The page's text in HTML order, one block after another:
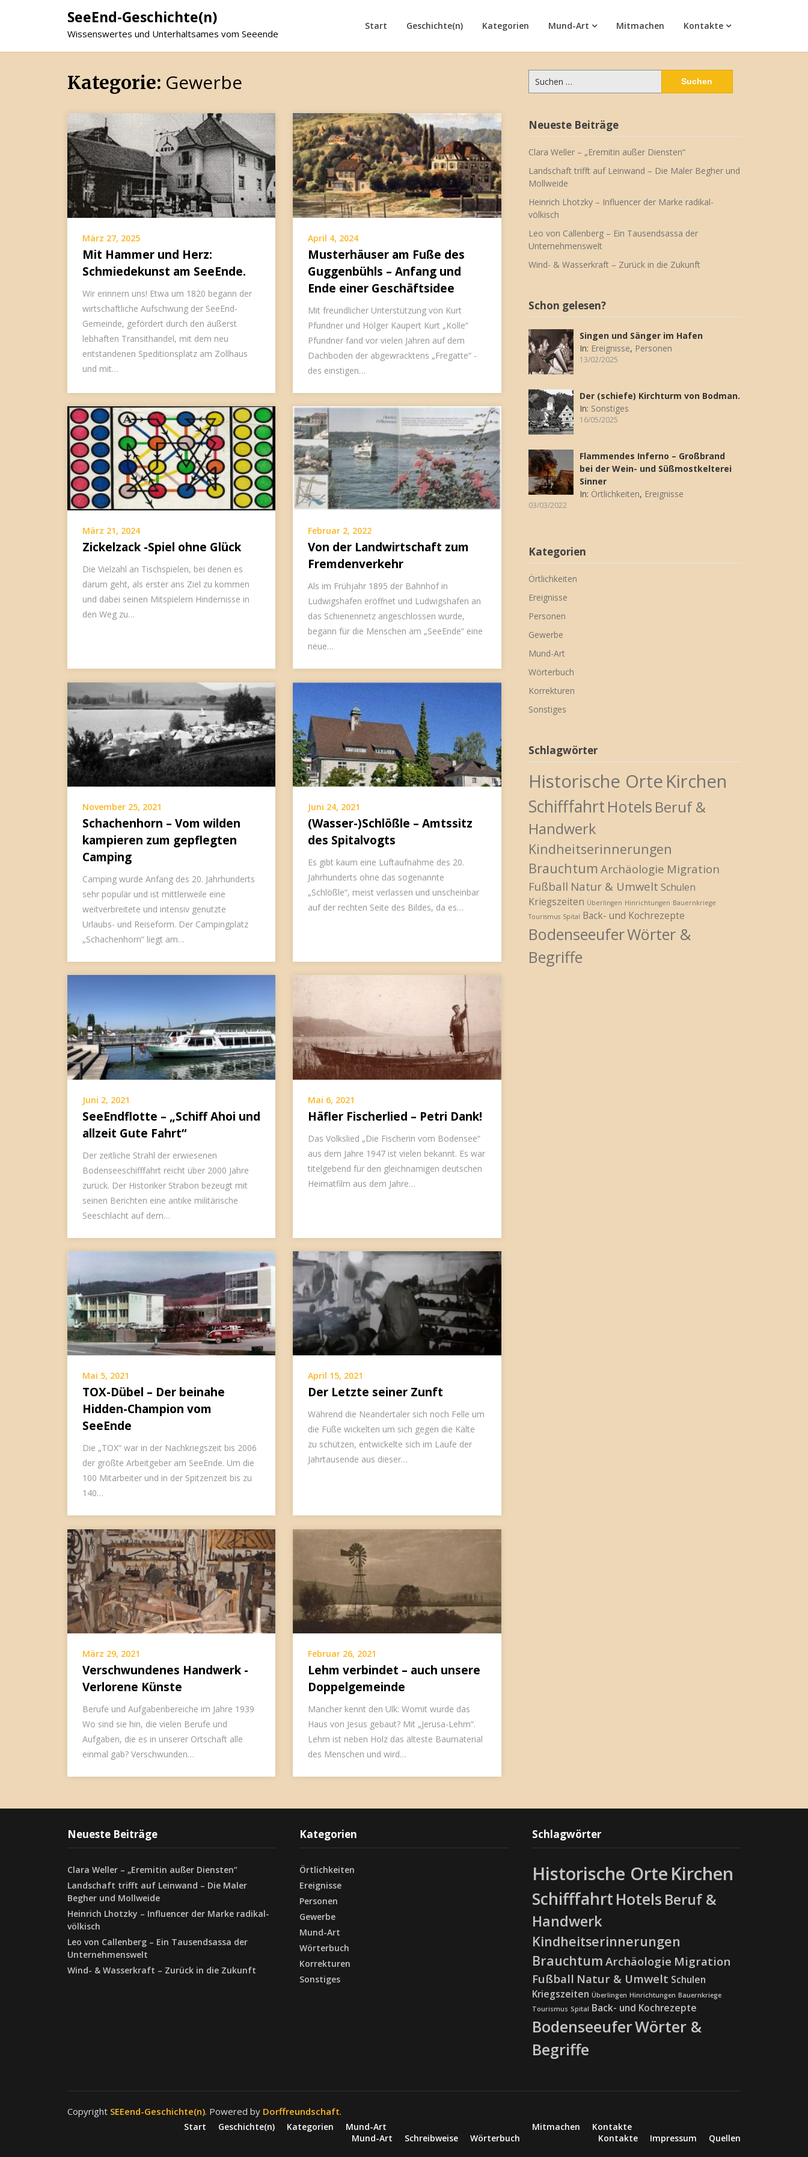
SeeEnd-Geschichte(n)
Wissenswertes und Unterhaltsames vom Seeende
Start Geschichte(n) Kategorien Mund-Art Mitmachen Kontakte
Kategorie: Gewerbe
März 27, 2025
Mit Hammer und Herz:
Schmiedekunst am SeeEnde.
Wir erinnern uns! Etwa um 1820 begann der
wirtschaftliche Aufschwung der SeeEnd-
Gemeinde, gefördert durch den äußerst
lebhaften Transithandel, mit dem neu
entstandenen Speditionsplatz am Zollhaus
und mit…
April 4, 2024
Musterhäuser am Fuße des
Guggenbühls – Anfang und
Ende einer Geschäftsidee
Mit freundlicher Unterstützung von Kurt
Pfundner und Holger Kaupert Kurt „Kolle“
Pfundner fand vor vielen Jahren auf dem
Dachboden der abgewracktens „Fregatte“ -
des einstigen…
März 21, 2024
Zickelzack -Spiel ohne Glück
Die Vielzahl an Tischspielen, bei denen es
darum geht, als erster ans Ziel zu kommen
und dabei seinen Mitspielern Hindernisse in
den Weg zu…
Februar 2, 2022
Von der Landwirtschaft zum
Fremdenverkehr
Als im Frühjahr 1895 der Bahnhof in
Ludwigshafen eröffnet und Ludwigshafen an
das Schienennetz angeschlossen wurde,
begann für die Menschen am „SeeEnde“ eine
neue…
November 25, 2021
Schachenhorn – Vom wilden
kampieren zum gepflegten
Camping
Camping wurde Anfang des 20. Jahrhunderts
sehr populär und ist mittlerweile eine
weitverbreitete und intensiv genutzte
Urlaubs- und Reiseform. Der Campingplatz
„Schachenhorn“ liegt am…
Juni 24, 2021
(Wasser-)Schlößle – Amtssitz
des Spitalvogts
Es gibt kaum eine Luftaufnahme des 20.
Jahrhunderts ohne das sogenannte
„Schlößle“, meist verlassen und unscheinbar
auf der rechten Seite des Bildes, da es…
Juni 2, 2021
SeeEndflotte – „Schiff Ahoi und
allzeit Gute Fahrt“
Der zeitliche Strahl der erwiesenen
Bodenseeschifffahrt reicht über 2000 Jahre
zurück. Der Historiker Strabon bezeugt mit
seinen Berichten eine antike militärische
Seeschlacht auf dem…
Mai 6, 2021
Häfler Fischerlied – Petri Dank!
Das Volkslied „Die Fischerin vom Bodensee“
aus dem Jahre 1947 ist vielen bekannt. Es war
titelgebend für den gleichnamigen deutschen
Heimatfilm aus dem Jahre…
Mai 5, 2021
TOX-Dübel – Der beinahe
Hidden-Champion vom
SeeEnde
Die „TOX“ war in der Nachkriegszeit bis 2006
der größte Arbeitgeber am SeeEnde. Um die
100 Mitarbeiter und in der Spitzenzeit bis zu
140…
April 15, 2021
Der Letzte seiner Zunft
Während die Neandertaler sich noch Felle um
die Füße wickelten um sich gegen die Kälte
zu schützen, entwickelte sich im Laufe der
Jahrtausende aus dieser…
März 29, 2021
Verschwundenes Handwerk -
Verlorene Künste
Berufe und Aufgabenbereiche im Jahre 1939
Wo sind sie hin, die vielen Berufe und
Aufgaben, die es in unserer Ortschaft alle
einmal gab? Verschwunden…
Februar 26, 2021
Lehm verbindet – auch unsere
Doppelgemeinde
Mancher kennt den Ulk: Womit wurde das
Haus von Jesus gebaut? Mit „Jerusa-Lehm“.
Lehm ist neben Holz das älteste Baumaterial
des Menschen und wird…
Suchen
nach:
Neueste Beiträge
Clara Weller – „Eremitin außer Diensten“
Landschaft trifft auf Leinwand – Die Maler Begher und
Mollweide
Heinrich Lhotzky – Influencer der Marke radikal-
völkisch
Leo von Callenberg – Ein Tausendsassa der
Unternehmenswelt
Wind- & Wasserkraft – Zurück in die Zukunft
Schon gelesen?
Singen und Sänger im Hafen
In: Ereignisse, Personen
13/02/2025
Der (schiefe) Kirchturm von Bodman.
In: Sonstiges
16/05/2025
Flammendes Inferno – Großbrand
bei der Wein- und Süßmostkelterei
Sinner
In: Örtlichkeiten, Ereignisse
03/03/2022
Kategorien
Örtlichkeiten
Ereignisse
Personen
Gewerbe
Mund-Art
Wörterbuch
Korrekturen
Sonstiges
Schlagwörter
Historische Orte Kirchen
Schifffahrt Hotels Beruf &
Handwerk
Kindheitserinnerungen
Brauchtum Archäologie Migration
Fußball Natur & Umwelt Schulen
Kriegszeiten Überlingen Hinrichtungen Bauernkriege
Tourismus Spital Back- und Kochrezepte
BodenseeuferWörter &
Begriffe
Neueste Beiträge
Clara Weller – „Eremitin außer Diensten“
Landschaft trifft auf Leinwand – Die Maler
Begher und Mollweide
Heinrich Lhotzky – Influencer der Marke radikal-
völkisch
Leo von Callenberg – Ein Tausendsassa der
Unternehmenswelt
Wind- & Wasserkraft – Zurück in die Zukunft
Kategorien
Örtlichkeiten
Ereignisse
Personen
Gewerbe
Mund-Art
Wörterbuch
Korrekturen
Sonstiges
Schlagwörter
Historische Orte Kirchen
Schifffahrt Hotels Beruf &
Handwerk
Kindheitserinnerungen
Brauchtum Archäologie Migration
Fußball Natur & Umwelt Schulen
Kriegszeiten Überlingen Hinrichtungen Bauernkriege
Tourismus Spital Back- und Kochrezepte
BodenseeuferWörter &
Begriffe
Copyright SEEend-Geschichte(n). Powered by Dorffreundschaft.
Start Geschichte(n) Kategorien
Mund-Art
Mund-Art
Schreibweise Wörterbuch
Mitmachen
Kontakte
Kontakte
Impressum Quellen